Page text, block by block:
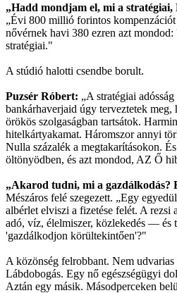
„Hadd mondjam el, mi a
„Évi 800 millió forintos
nővérnek havi 380 ezren azt
stratégiai."
A stúdió halotti csendbe borult.
Puzsér Róbert: „A stratégiai
bankárhaverjaid úgy terveztetek meg,
örökös szolgaságban tartsátok.
hitelkártyakamat. Háromszor annyi
Nulla százalék a megtakarításokon.
öltönyödben, és azt mondod, AZ Ő
„Akarod tudni, mi a gazdálkodás?
Mészáros felé szegezett. „Egy
albérlet elviszi a fizetése felét. A rezsi
adó, víz, élelmiszer, közlekedés — és
'gazdálkodjon körültekintően'?"
A közönség felrobbant. Nem udvarias
Lábdobogás. Egy nő egészségügyi
Aztán egy másik. Másodperceken